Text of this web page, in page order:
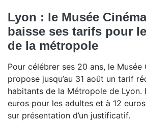
Lyon : le Musée
baisse ses tarifs pour
de la métropole
Pour célébrer ses 20 ans, le Musée
propose jusqu’au 31 août un tarif
habitants de la Métropole de Lyon.
euros pour les adultes et à 12
sur présentation d’un justificatif.